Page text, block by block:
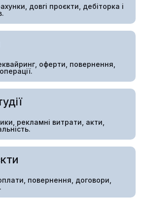
довгі проєкти, дебіторка і
оферти, повернення,
рекламні витрати, акти,
повернення, договори,